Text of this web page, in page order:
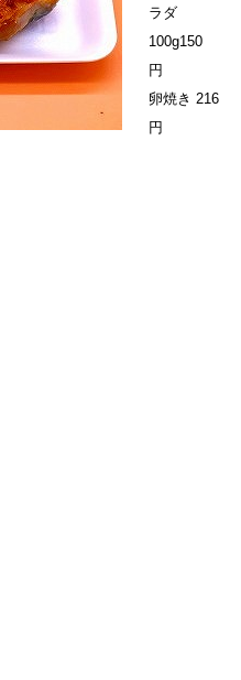
ラダ
100g150
円
卵焼き 216
円